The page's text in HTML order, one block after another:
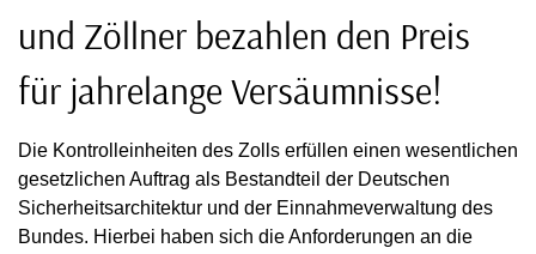
und Zöllner bezahlen den Preis
für jahrelange Versäumnisse!
Die Kontrolleinheiten des Zolls erfüllen einen wesentlichen
gesetzlichen Auftrag als Bestandteil der Deutschen
Sicherheitsarchitektur und der Einnahmeverwaltung des
Bundes. Hierbei haben sich die Anforderungen an die